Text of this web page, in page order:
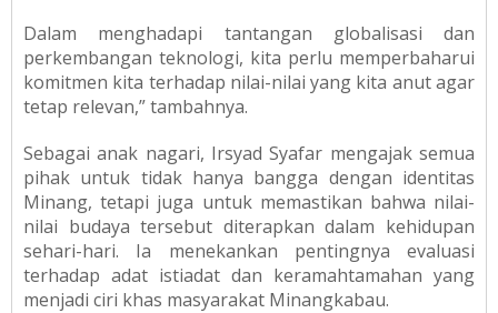
Dalam menghadapi tantangan globalisasi dan
perkembangan teknologi, kita perlu memperbaharui
komitmen kita terhadap nilai-nilai yang kita anut agar
tetap relevan,” tambahnya.
Sebagai anak nagari, Irsyad Syafar mengajak semua
pihak untuk tidak hanya bangga dengan identitas
Minang, tetapi juga untuk memastikan bahwa nilai-
nilai budaya tersebut diterapkan dalam kehidupan
sehari-hari. Ia menekankan pentingnya evaluasi
terhadap adat istiadat dan keramahtamahan yang
menjadi ciri khas masyarakat Minangkabau.